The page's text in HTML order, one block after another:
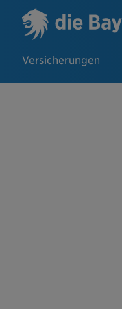
Versicherungen